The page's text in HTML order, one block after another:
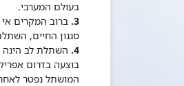
בעולם המערבי.
3. ברוב המקרים אי
סגנון החיים,
4. השתלת לב הינה